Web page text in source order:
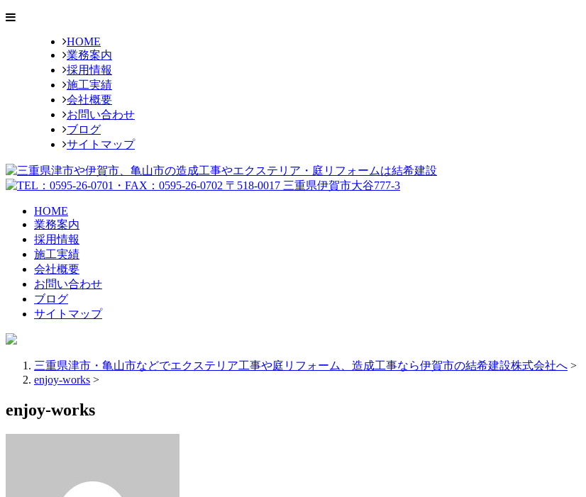
HOME
業務案内
採用情報
施工実績
会社概要
お問い合わせ
ブログ
サイトマップ
HOME
業務案内
採用情報
施工実績
会社概要
お問い合わせ
ブログ
サイトマップ
三重県津市・亀山市などでエクステリア工事や庭リフォーム、造成工事なら伊賀市の結希建設株式会社へ >
enjoy-works >
enjoy-works